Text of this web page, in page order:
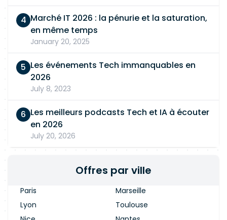
Marché IT 2026 : la pénurie et la saturation,
en même temps
January 20, 2025
Les événements Tech immanquables en
2026
July 8, 2023
Les meilleurs podcasts Tech et IA à écouter
en 2026
July 20, 2026
Offres par ville
Paris
Marseille
Lyon
Toulouse